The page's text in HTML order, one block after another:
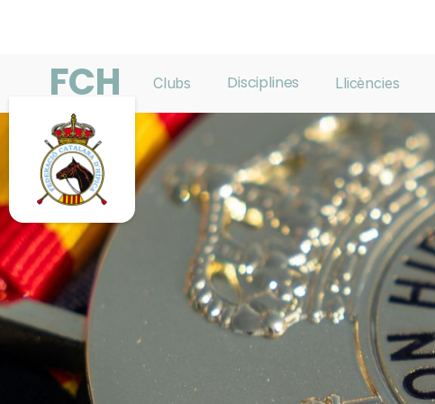
FCH Clubs Disciplines Llicències